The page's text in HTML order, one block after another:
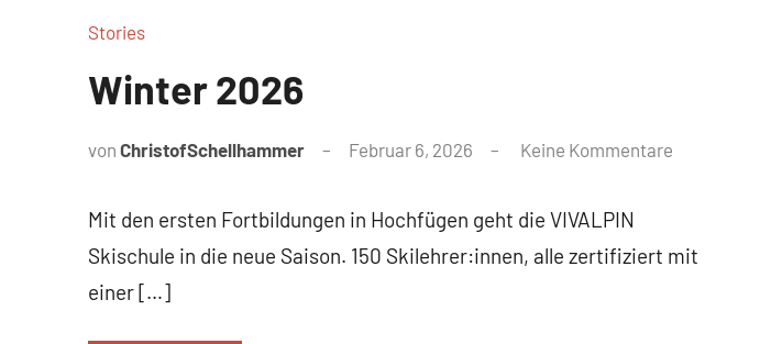
Stories
Winter 2026
von ChristofSchellhammer Februar 6, 2026 Keine Kommentare
Mit den ersten Fortbildungen in Hochfügen geht die VIVALPIN
Skischule in die neue Saison. 150 Skilehrer:innen, alle zertifiziert mit
einer […]